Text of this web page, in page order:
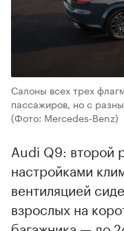
Салоны всех трех
пассажиров, но с
(Фото: Mercedes‑Benz)
Audi Q9: второй
настройками
вентиляцией
взрослых на